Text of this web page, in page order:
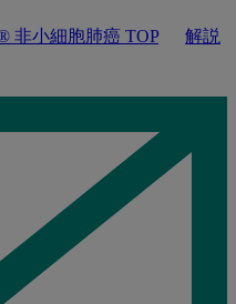
非小細胞肺癌 TOP
解説